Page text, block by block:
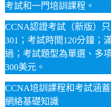
考試和一門培訓課程。
CCNA認證考試（新版）
301；考試時間120分鐘；
過；考試題型為單選、多
300美元。
CCNA培訓課程和考試涵
網絡基礎知識